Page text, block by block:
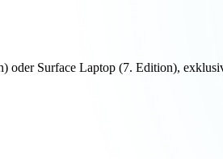
oder Surface Laptop (7. Edition),